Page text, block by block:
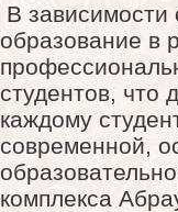
В
образование в
студентов, что
каждому
современной,
комплекса